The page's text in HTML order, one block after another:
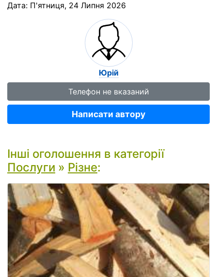
Дата: П'ятниця, 24 Липня 2026
Юрій
Телефон не вказаний
Написати автору
Інші оголошення в категорії
Послуги » Різне: